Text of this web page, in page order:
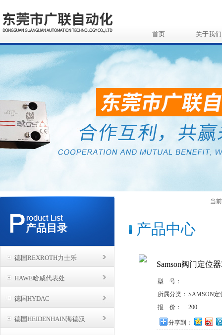
首页 关于我们
产品目录
德国REXROTH力士乐
HAWE哈威代表处
德国HYDAC
德国HEIDENHAIN海德汉
当
产品中心
Samson阀门定位
型 号：
所属分类： SAMSON定
报 价：
200
分享到：